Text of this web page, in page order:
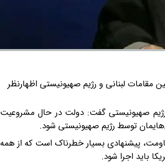
مقامات لبنانی و رژیم صهیونیستی اظهارنظر
رژیم صهیونیستی گفت: دولت در حال مشروعیت
توسط رژیم صهیونیستی شود.
پیشنهادی بسیار خطرناک است که از همه
باید اجرا شود.